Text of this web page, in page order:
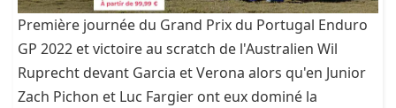
Première journée du Grand Prix du Portugal Enduro
GP 2022 et victoire au scratch de l'Australien Wil
Ruprecht devant Garcia et Verona alors qu'en Junior
Zach Pichon et Luc Fargier ont eux dominé la